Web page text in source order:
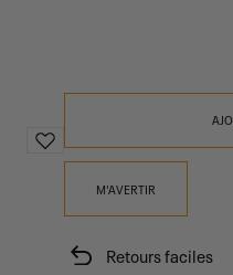
M'AVERTIR
Retours faciles